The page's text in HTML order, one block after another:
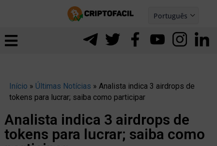
Português
Español
Início » Últimas Notícias » Analista indica 3 airdrops de
tokens para lucrar; saiba como participar
Analista indica 3 airdrops de
tokens para lucrar; saiba como